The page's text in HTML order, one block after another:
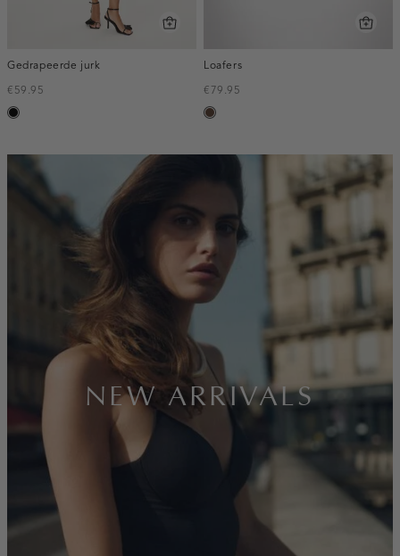
Gedrapeerde jurk
€59.95
zwart
Loafers
€79.95
donkerbruin
banner:new-
arrivals
NEW ARRIVALS